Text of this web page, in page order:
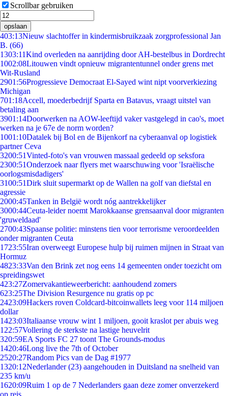
Scrollbar gebruiken
opslaan
403:13Nieuw slachtoffer in kindermisbruikzaak zorgprofessional Jan
B. (66)
1303:11Kind overleden na aanrijding door AH-bestelbus in Dordrecht
1002:08Litouwen vindt opnieuw migrantentunnel onder grens met
Wit-Rusland
2901:56Progressieve Democraat El-Sayed wint nipt voorverkiezing
Michigan
701:18Accell, moederbedrijf Sparta en Batavus, vraagt uitstel van
betaling aan
3901:14Doorwerken na AOW-leeftijd vaker vastgelegd in cao's, moet
werken na je 67e de norm worden?
1001:10Datalek bij Bol en de Bijenkorf na cyberaanval op logistiek
partner Ceva
3200:51Vinted-foto's van vrouwen massaal gedeeld op seksfora
2300:51Onderzoek naar flyers met waarschuwing voor 'Israëlische
oorlogsmisdadigers'
3100:51Dirk sluit supermarkt op de Wallen na golf van diefstal en
agressie
2000:45Tanken in België wordt nóg aantrekkelijker
3000:44Ceuta-leider noemt Marokkaanse grensaanval door migranten
'gruweldaad'
2700:43Spaanse politie: minstens tien voor terrorisme veroordeelden
onder migranten Ceuta
1723:55Iran overweegt Europese hulp bij ruimen mijnen in Straat van
Hormuz
4823:33Van den Brink zet nog eens 14 gemeenten onder toezicht om
spreidingswet
423:27Zomervakantieweerbericht: aanhoudend zomers
623:25The Division Resurgence nu gratis op pc
2423:09Hackers roven Coldcard-bitcoinwallets leeg voor 114 miljoen
dollar
1423:03Italiaanse vrouw wint 1 miljoen, gooit kraslot per abuis weg
1 22:57Vollering de sterkste na lastige heuvelrit
320:59EA Sports FC 27 toont The Grounds-modus
1420:46Long live the 7th of October
2520:27Random Pics van de Dag #1977
1320:12Nederlander (23) aangehouden in Duitsland na snelheid van
235 km/u
1620:09Ruim 1 op de 7 Nederlanders gaan deze zomer onverzekerd
op reis